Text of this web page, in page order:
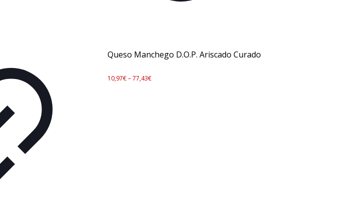
Queso Manchego D.O.P. Ariscado Curado
10,97€–77,43€